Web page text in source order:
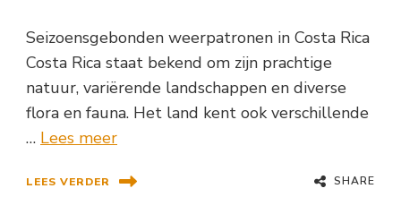
Seizoensgebonden weerpatronen in Costa Rica
Costa Rica staat bekend om zijn prachtige
natuur, variërende landschappen en diverse
flora en fauna. Het land kent ook verschillende
… Lees meer
LEES VERDER SHARE